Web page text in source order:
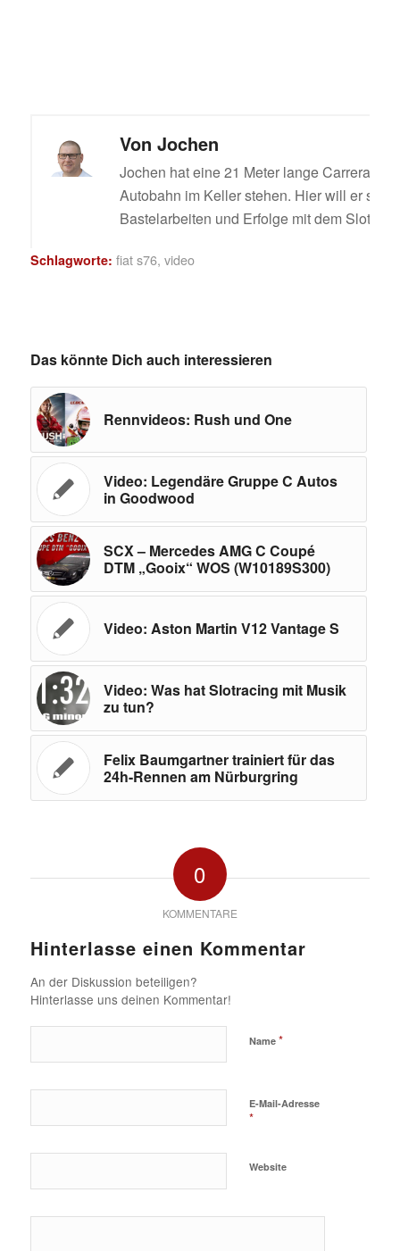
Von Jochen
Jochen hat eine 21 Meter lange Carrera
Autobahn im Keller stehen. Hier will er
Bastelarbeiten und Erfolge mit dem Slotcar
Schlagworte: fiat s76, video
Das könnte Dich auch interessieren
Rennvideos: Rush und One
Video: Legendäre Gruppe C Autos
in Goodwood
SCX – Mercedes AMG C Coupé
DTM „Gooix“ WOS (W10189S300)
Video: Aston Martin V12 Vantage S
Video: Was hat Slotracing mit Musik
zu tun?
Felix Baumgartner trainiert für das
24h-Rennen am Nürburgring
0
KOMMENTARE
Hinterlasse einen Kommentar
An der Diskussion beteiligen?
Hinterlasse uns deinen Kommentar!
Name *
E-Mail-Adresse
*
Website